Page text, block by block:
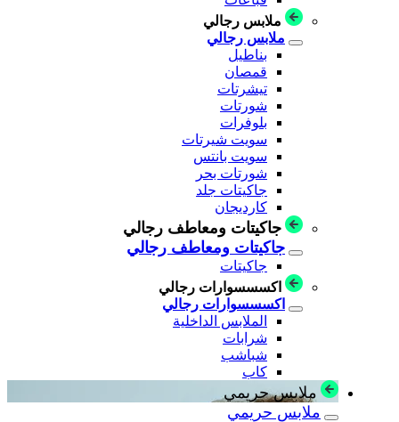
ملابس رجالي
ملابس رجالي
بناطيل
قمصان
تيشرتات
شورتات
بلوفرات
سويت شيرتات
سويت بانتس
شورتات بحر
جاكيتات جلد
كارديجان
جاكيتات ومعاطف رجالي
جاكيتات ومعاطف رجالي
جاكيتات
اكسسسوارات رجالي
اكسسسوارات رجالي
الملابس الداخلية
شرابات
شباشب
كاب
ملابس حريمي
ملابس حريمي